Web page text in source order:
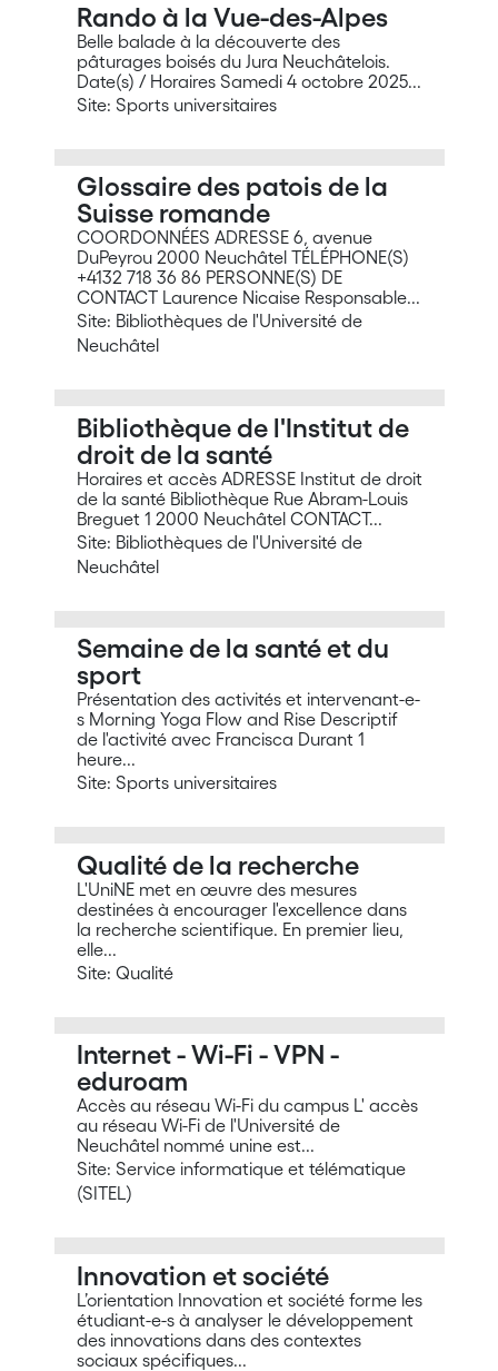
Rando à la Vue-des-Alpes
Belle balade à la découverte des
pâturages boisés du Jura Neuchâtelois.
Date(s) / Horaires Samedi 4 octobre 2025...
Site: Sports universitaires
Glossaire des patois de la
Suisse romande
COORDONNÉES ADRESSE 6, avenue
DuPeyrou 2000 Neuchâtel TÉLÉPHONE(S)
+4132 718 36 86 PERSONNE(S) DE
CONTACT Laurence Nicaise Responsable...
Site: Bibliothèques de l'Université de
Neuchâtel
Bibliothèque de l'Institut de
droit de la santé
Horaires et accès ADRESSE Institut de droit
de la santé Bibliothèque Rue Abram-Louis
Breguet 1 2000 Neuchâtel CONTACT...
Site: Bibliothèques de l'Université de
Neuchâtel
Semaine de la santé et du
sport
Présentation des activités et intervenant-e-
s Morning Yoga Flow and Rise Descriptif
de l'activité avec Francisca Durant 1
heure...
Site: Sports universitaires
Qualité de la recherche
L'UniNE met en œuvre des mesures
destinées à encourager l'excellence dans
la recherche scientifique. En premier lieu,
elle...
Site: Qualité
Internet - Wi-Fi - VPN -
eduroam
Accès au réseau Wi-Fi du campus L' accès
au réseau Wi-Fi de l'Université de
Neuchâtel nommé unine est...
Site: Service informatique et télématique
(SITEL)
Innovation et société
L’orientation Innovation et société forme les
étudiant-e-s à analyser le développement
des innovations dans des contextes
sociaux spécifiques...